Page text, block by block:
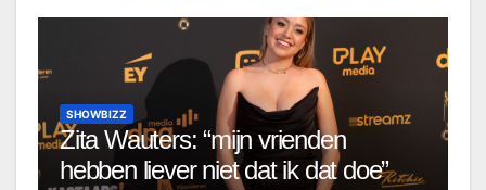
SHOWBIZZ
Zita Wauters: “mijn vrienden
hebben liever niet dat ik dat doe”